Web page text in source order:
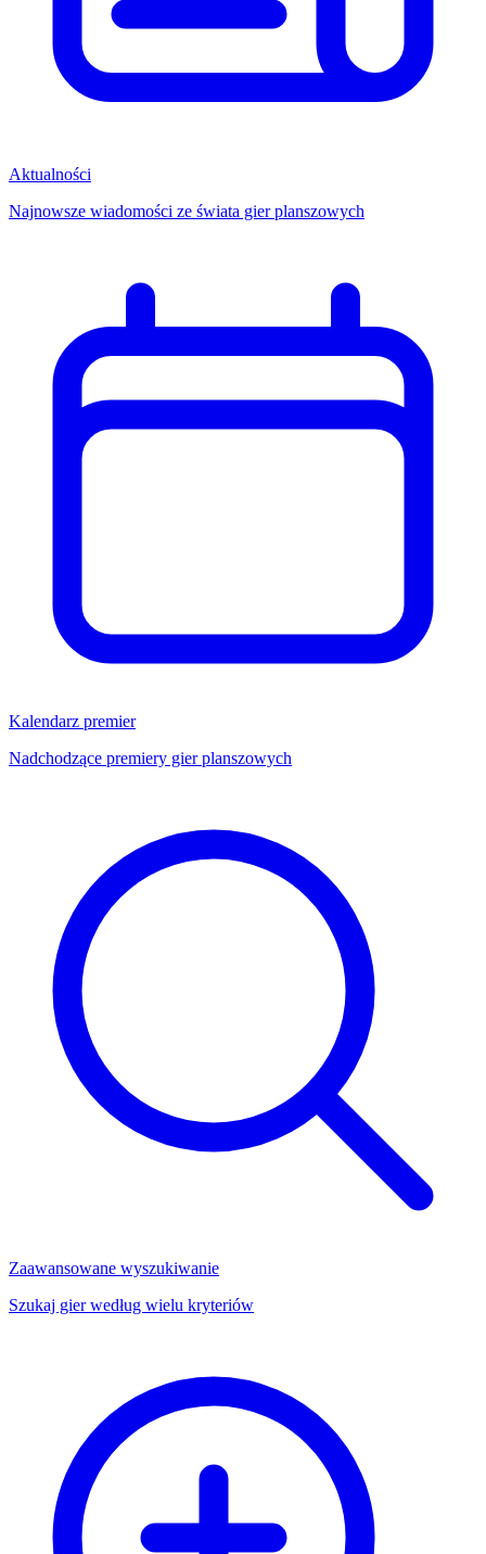
Aktualności
Najnowsze wiadomości ze świata gier planszowych
Kalendarz premier
Nadchodzące premiery gier planszowych
Zaawansowane wyszukiwanie
Szukaj gier według wielu kryteriów